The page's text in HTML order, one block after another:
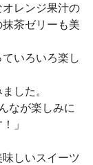
レンジ果汁の
茶ゼリーも美
いろいろ楽し
した。
なが楽しみに
」
しいスイーツ